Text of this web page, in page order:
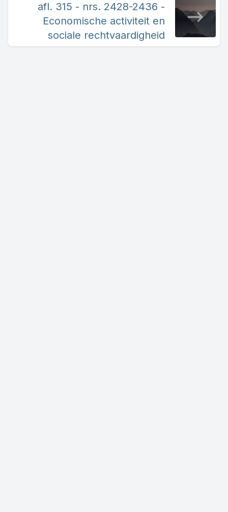
afl. 315 - nrs. 2428-2436 -
Economische activiteit en
sociale rechtvaardigheid